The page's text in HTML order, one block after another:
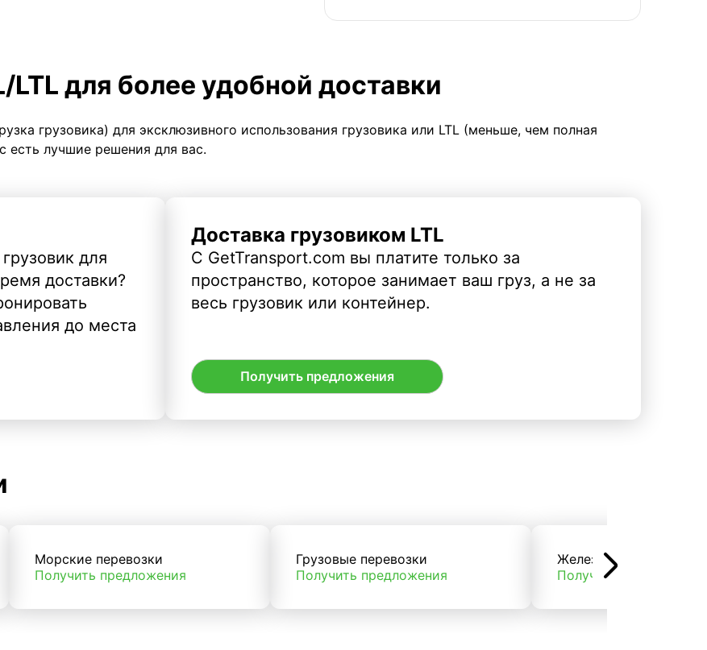
LTL для более удобной доставки
грузовика) для эксклюзивного использования грузовика или LTL (меньше, чем полная
есть лучшие решения для вас.
для
доставки?
до места
Доставка грузовиком LTL
С GetTransport.com вы платите только за
пространство, которое занимает ваш груз, а не за
весь грузовик или контейнер.
Получить предложения
Морские перевозки
Получить предложения
Грузовые перевозки
Получить предложения
Железнодорожные
Получить